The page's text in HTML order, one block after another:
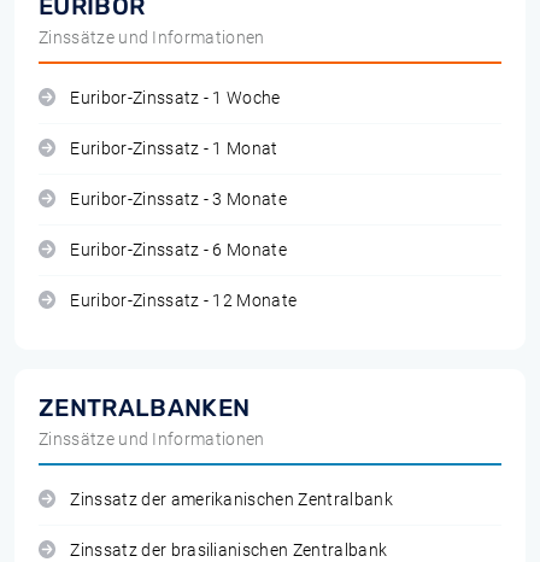
EURIBOR
Zinssätze und Informationen
Euribor-Zinssatz - 1 Woche
Euribor-Zinssatz - 1 Monat
Euribor-Zinssatz - 3 Monate
Euribor-Zinssatz - 6 Monate
Euribor-Zinssatz - 12 Monate
ZENTRALBANKEN
Zinssätze und Informationen
Zinssatz der amerikanischen Zentralbank
Zinssatz der brasilianischen Zentralbank